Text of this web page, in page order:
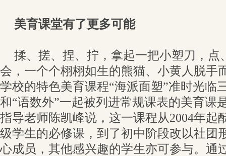
美育课堂有了更多可能
揉、搓、捏、拧，拿起一把小塑刀，点
会，一个个栩栩如生的熊猫、小黄人脱
学校的特色美育课程“海派面塑”准时光临
和“语数外”一起被列进常规课表的美育课
指导老师陈凯峰说，这一课程从2004年起
级学生的必修课，到了初中阶段改以社团
心成员，其他感兴趣的学生亦可参与。通